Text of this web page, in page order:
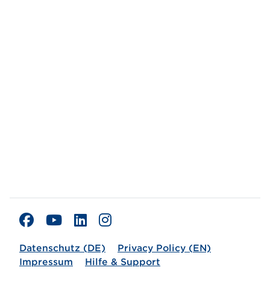
Datenschutz (DE)
Privacy Policy (EN)
Impressum
Hilfe & Support